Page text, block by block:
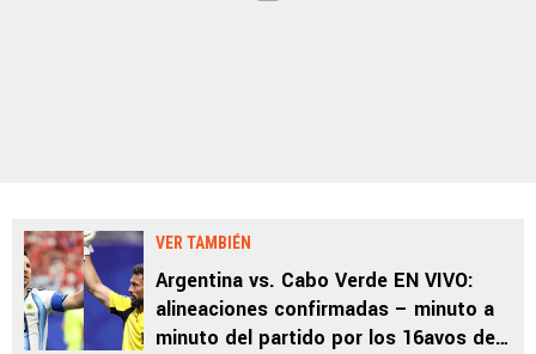
VER TAMBIÉN
Argentina vs. Cabo Verde EN VIVO:
alineaciones confirmadas – minuto a
minuto del partido por los 16avos de